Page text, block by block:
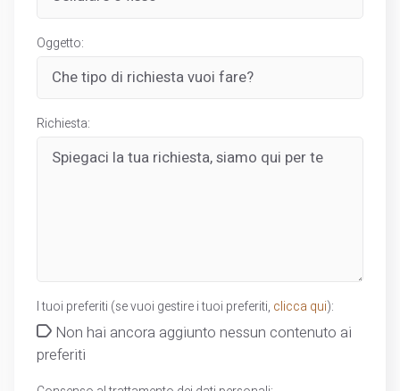
Oggetto:
Richiesta:
I tuoi preferiti (se vuoi gestire i tuoi preferiti, clicca qui):
Non hai ancora aggiunto nessun contenuto ai
preferiti